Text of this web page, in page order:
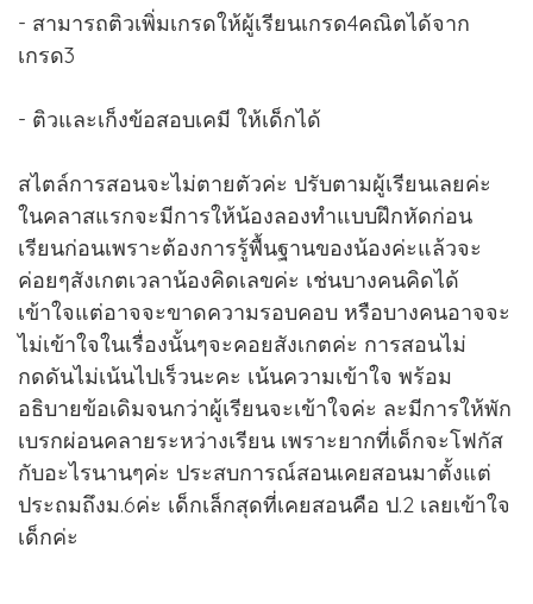
- สามารถติวเพิ่มเกรดให้ผู้เรียนเกรด4คณิตได้จาก
เกรด3
- ติวและเก็งข้อสอบเคมี ให้เด็กได้
สไตล์การสอนจะไม่ตายตัวค่ะ ปรับตามผู้เรียนเลยค่ะ
ในคลาสแรกจะมีการให้น้องลองทำแบบฝึกหัดก่อน
เรียนก่อนเพราะต้องการรู้พื้นฐานของน้องค่ะแล้วจะ
ค่อยๆสังเกตเวลาน้องคิดเลขค่ะ เช่นบางคนคิดได้
เข้าใจแต่อาจจะขาดความรอบคอบ หรือบางคนอาจจะ
ไม่เข้าใจในเรื่องนั้นๆจะคอยสังเกตค่ะ การสอนไม่
กดดันไม่เน้นไปเร็วนะคะ เน้นความเข้าใจ พร้อม
อธิบายข้อเดิมจนกว่าผู้เรียนจะเข้าใจค่ะ ละมีการให้พัก
เบรกผ่อนคลายระหว่างเรียน เพราะยากที่เด็กจะโฟกัส
กับอะไรนานๆค่ะ ประสบการณ์สอนเคยสอนมาตั้งแต่
ประถมถึงม.6ค่ะ เด็กเล็กสุดที่เคยสอนคือ ป.2 เลยเข้าใจ
เด็กค่ะ